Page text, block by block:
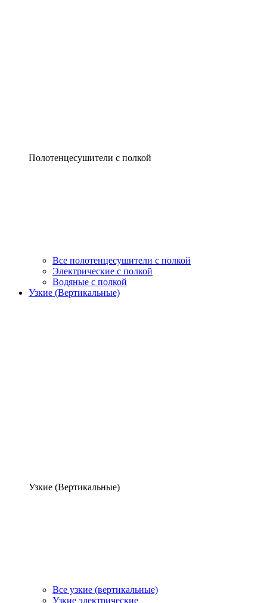
Полотенцесушители с полкой
Все полотенцесушители с полкой
Электрические с полкой
Водяные с полкой
Узкие (Вертикальные)
Узкие (Вертикальные)
Все узкие (вертикальные)
Узкие электрические